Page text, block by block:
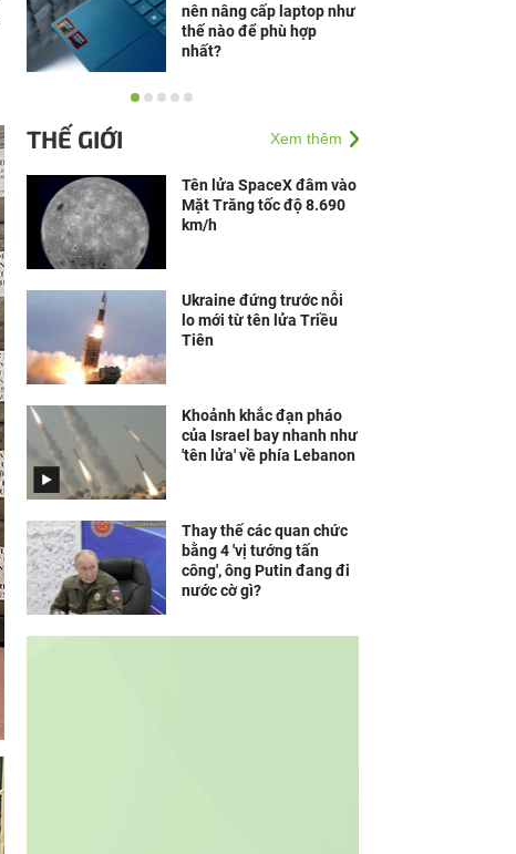
nên nâng cấp laptop như
thế nào để phù hợp
nhất?
Nói khó, yếu liệt nửa
ngờ phát hiện u não ác
THẾ GIỚI Xem thêm
Tên lửa SpaceX đâm vào
Mặt Trăng tốc độ 8.690
km/h
Ukraine đứng trước nỗi
lo mới từ tên lửa Triều
Tiên
Khoảnh khắc đạn pháo
của Israel bay nhanh như
'tên lửa' về phía Lebanon
Thay thế các quan chức
bằng 4 'vị tướng tấn
công', ông Putin đang đi
nước cờ gì?